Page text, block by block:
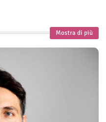
Mostra di più